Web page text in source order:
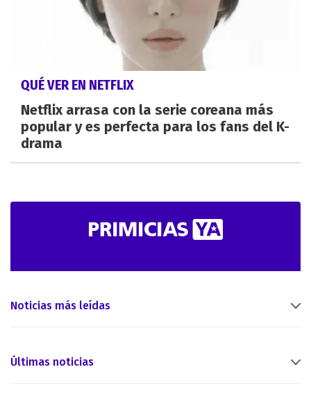
QUÉ VER EN NETFLIX
Netflix arrasa con la serie coreana más
popular y es perfecta para los fans del K-
drama
Noticias más leídas
Últimas noticias